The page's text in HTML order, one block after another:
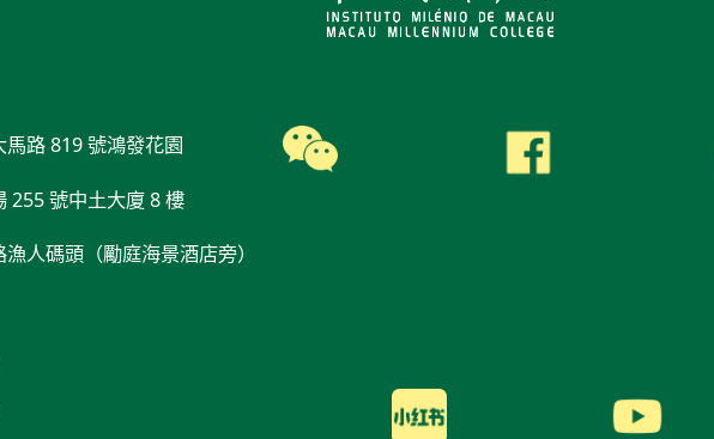
路 819 號鴻發花園
255 號中土大廈 8 樓
人碼頭（勵庭海景酒店旁）